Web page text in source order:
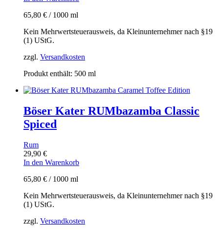
65,80 € / 1000 ml
Kein Mehrwertsteuerausweis, da Kleinunternehmer nach §19
(1) UStG.
zzgl. Versandkosten
Produkt enthält: 500 ml
Böser Kater RUMbazamba Classic
Spiced
Rum
29,90 €
In den Warenkorb
65,80 € / 1000 ml
Kein Mehrwertsteuerausweis, da Kleinunternehmer nach §19
(1) UStG.
zzgl. Versandkosten